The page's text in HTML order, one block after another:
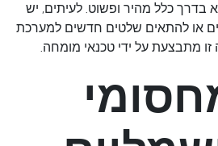
בדרך כלל מהיר ופשוט. לעיתים, יש
או להתאים שלטים חדשים למערכת
מתבצעת על ידי טכנאי מומחה.